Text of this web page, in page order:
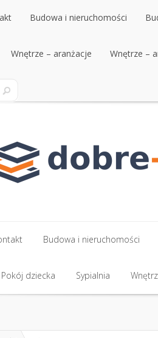
Budowa i nieruchomości
Budowa i nieruchomości
Wnętrze – aranżacje Wnętrze –
Budowa i nieruchomości
Budowa i nieruchomości
Pokój dziecka Sypialnia